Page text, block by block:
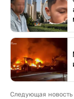
Следующая новость